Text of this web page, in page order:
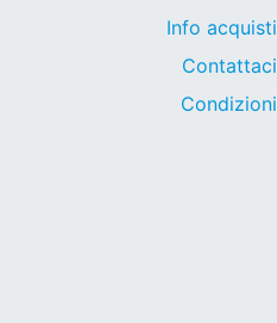
Info acquisti
Contattaci
Condizioni